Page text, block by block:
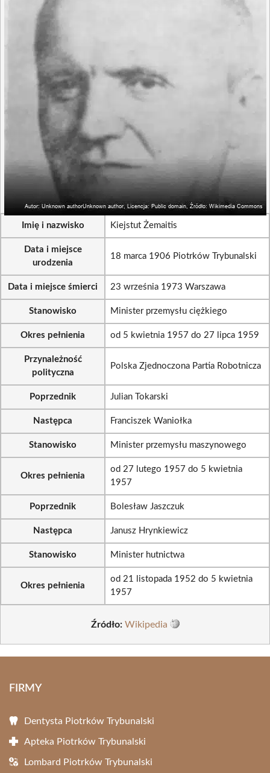
Imię i nazwisko Kiejstut Żemaitis
Data i miejsce
urodzenia
18 marca 1906 Piotrków Trybunalski
Data i miejsce śmierci 23 września 1973 Warszawa
Stanowisko Minister przemysłu ciężkiego
Okres pełnienia od 5 kwietnia 1957 do 27 lipca 1959
Przynależność
polityczna
Polska Zjednoczona Partia Robotnicza
Poprzednik Julian Tokarski
Następca Franciszek Waniołka
Stanowisko Minister przemysłu maszynowego
Okres pełnienia
od 27 lutego 1957 do 5 kwietnia
1957
Poprzednik Bolesław Jaszczuk
Następca Janusz Hrynkiewicz
Stanowisko Minister hutnictwa
Okres pełnienia
od 21 listopada 1952 do 5 kwietnia
1957
Źródło: Wikipedia
FIRMY
Dentysta Piotrków Trybunalski
Apteka Piotrków Trybunalski
Lombard Piotrków Trybunalski